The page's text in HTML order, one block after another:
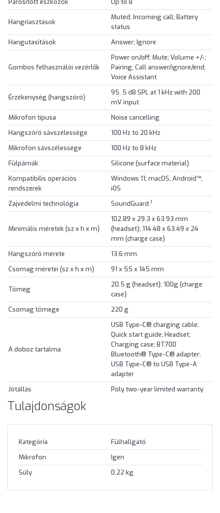
Párosított eszközök
Up to 8
Hangriasztások
Muted; Incoming call; Battery
status
Hangutasítások
Answer; Ignore
Gombos felhasználói vezérlők
Power on/off; Mute; Volume +/-;
Pairing; Call answer/ignore/end;
Voice Assistant
Érzékenység (hangszóró)
95. 5 dB SPL at 1 kHz with 200
mV input
Mikrofon típusa
Noise cancelling
Hangszóró sávszélessége
100 Hz to 20 kHz
Mikrofon sávszélessége
100 Hz to 8 kHz
Fülpárnák
Silicone (surface material)
Kompatibilis operációs
rendszerek
Windows 11; macOS; Android™;
iOS
Zajvédelmi technológia
SoundGuard 1
Minimális méretek (sz x h x m)
102.89 x 29.3 x 63.93 mm
(headset); 114.48 x 63.49 x 24
mm (charge case)
Hangszóró mérete
13.6 mm
Csomag méretei (sz x h x m)
91 x 55 x 145 mm
Tömeg
20.5 g (headset); 100g (charge
case)
Csomag tömege
220 g
A doboz tartalma
USB Type-C® charging cable;
Quick start guide; Headset;
Charging case; BT700
Bluetooth® Type-C® adapter;
USB Type-C® to USB Type-A
adapter
Jótállás
Poly two-year limited warranty
Tulajdonságok
Kategória
Fülhallgató
Mikrofon
Igen
Súly
0.22 kg